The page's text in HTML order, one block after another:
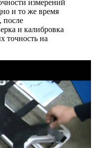
измерений
и то же время
после
и калибровка
точность на